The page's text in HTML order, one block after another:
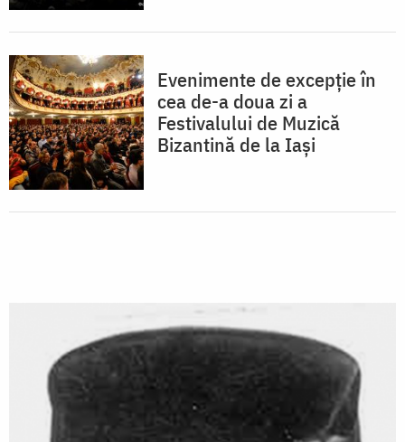
Evenimente de excepție în
cea de-a doua zi a
Festivalului de Muzică
Bizantină de la Iași